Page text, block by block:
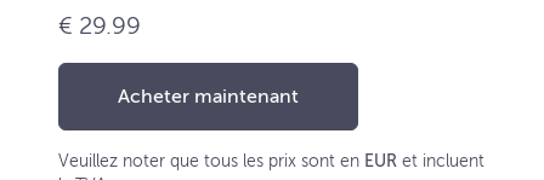
€ 29.99
Acheter maintenant
Veuillez noter que tous les prix sont en EUR et incluent